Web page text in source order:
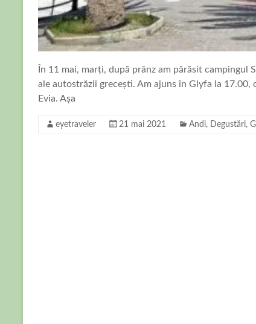
În 11 mai, marți, după prânz am părăsit
ale autostrăzii grecești. Am ajuns în Glyfa la
Evia. Așa
eyetraveler 21 mai 2021 Andi, Degustări,